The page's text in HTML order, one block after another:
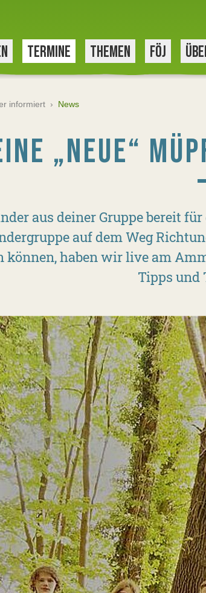
TERMINE THEMEN FÖJ
informiert › News
„NEUE“
aus deiner Gruppe bereit
auf dem Weg
können, haben wir live am
Tipps und